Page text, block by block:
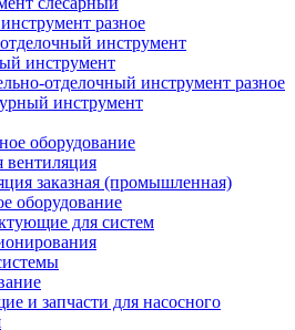
разное
инструмент
инструмент
отделочный инструмент разное
инструмент
оборудование
вентиляция
заказная (промышленная)
оборудование
для систем
и запчасти для насосного